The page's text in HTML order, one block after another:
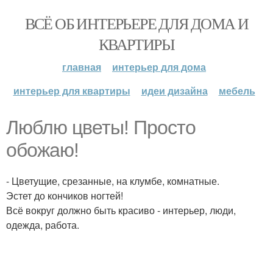
ВСЁ ОБ ИНТЕРЬЕРЕ ДЛЯ ДОМА И
КВАРТИРЫ
главная
интерьер для дома
интерьер для квартиры
идеи дизайна мебель
Люблю цветы! Просто
обожаю!
- Цветущие, срезанные, на клумбе, комнатные.
Эстет до кончиков ногтей!
Всё вокруг должно быть красиво - интерьер, люди,
одежда, работа.